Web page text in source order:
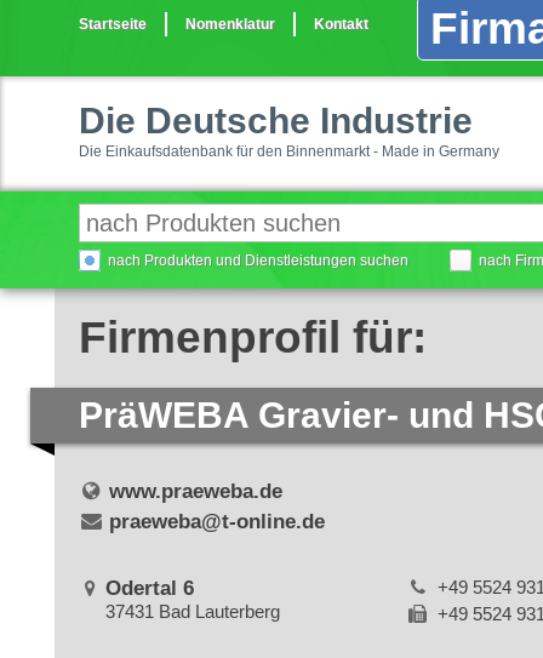
Startseite Nomenklatur Kontakt
Die Deutsche Industrie
Die Einkaufsdatenbank für den Binnenmarkt - Made in Germany
nach Produkten und Dienstleistungen suchen nach
Firmenprofil für:
PräWEBA Gravier- und
www.praeweba.de
praeweba@t-online.de
Odertal 6
37431 Bad Lauterberg
+49 5524
+49 5524